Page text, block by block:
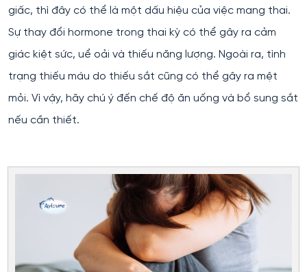
giấc, thì đây có thể là một dấu hiệu của việc mang thai.
Sự thay đổi hormone trong thai kỳ có thể gây ra cảm
giác kiệt sức, uể oải và thiếu năng lượng. Ngoài ra, tình
trạng thiếu máu do thiếu sắt cũng có thể gây ra mệt
mỏi. Vì vậy, hãy chú ý đến chế độ ăn uống và bổ sung sắt
nếu cần thiết.